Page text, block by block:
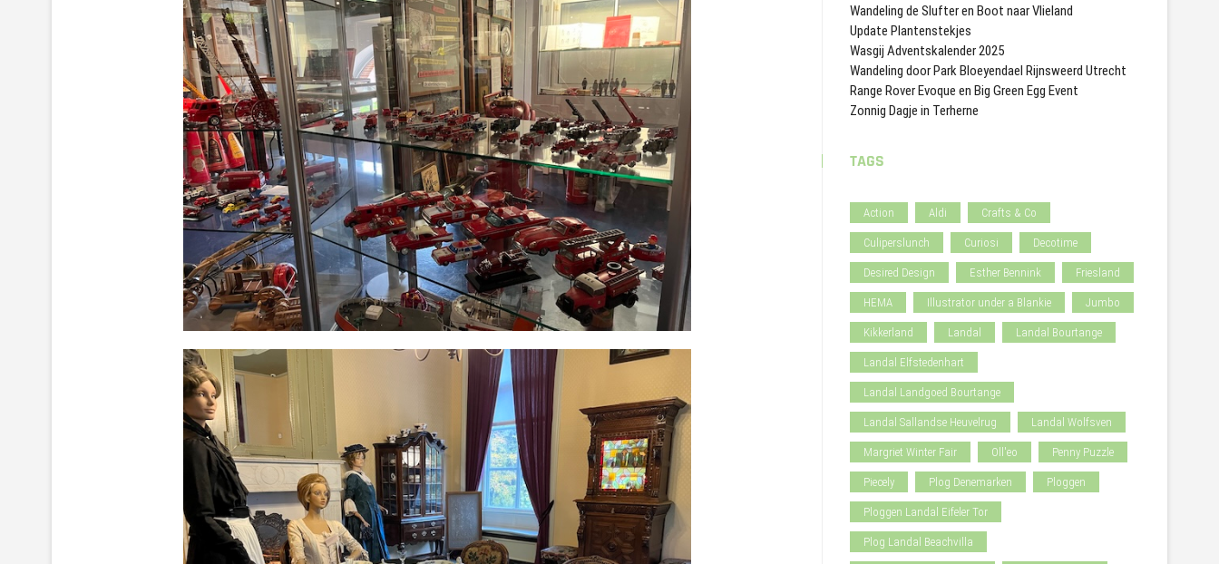
Wandeling de Slufter en Boot naar Vlieland
Update Plantenstekjes
Wasgij Adventskalender 2025
Wandeling door Park Bloeyendael Rijnsweerd Utrecht
Range Rover Evoque en Big Green Egg Event
Zonnig Dagje in Terherne
TAGS
Action Aldi Crafts & Co
Culiperslunch Curiosi Decotime
Desired Design Esther Bennink Friesland
HEMA Illustrator under a Blankie Jumbo
Kikkerland Landal Landal Bourtange
Landal Elfstedenhart
Landal Landgoed Bourtange
Landal Sallandse Heuvelrug Landal Wolfsven
Margriet Winter Fair Oll'eo Penny Puzzle
Piecely Plog Denemarken Ploggen
Ploggen Landal Eifeler Tor
Plog Landal Beachvilla